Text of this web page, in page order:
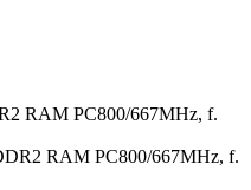
RAM PC800/667MHz, f.
RAM PC800/667MHz, f.